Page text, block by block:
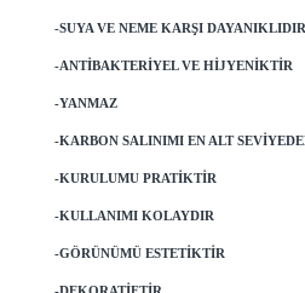
-SUYA VE NEME KARŞI DAYANIKLIDIR
-ANTIBAKTERIYEL VE HIJYENIKTIR
-YANMAZ
-KARBON SALINIMI EN ALT
-KURULUMU PRATIKTIR
-KULLANIMI KOLAYDIR
-GÖRÜNÜMÜ ESTETIKTIR